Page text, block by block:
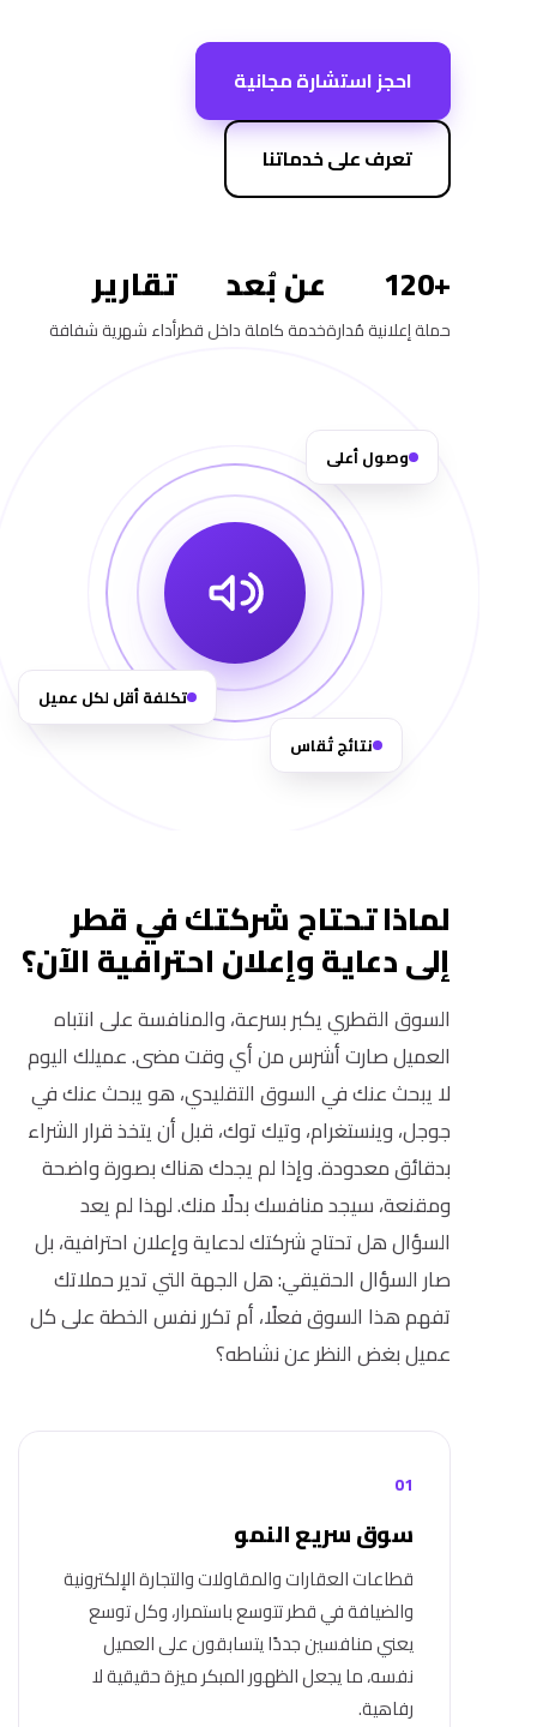
احجز استشارة مجانية
تعرف على خدماتنا
+120
حملة إعلانية مُدارة
عن بُعد
خدمة كاملة داخل قطر
تقارير
أداء شهرية شفافة
وصول أعلى
تكلفة أقل لكل عميل
نتائج تُقاس
لماذا تحتاج شركتك في قطر
إلى دعاية وإعلان احترافية الآن؟
السوق القطري يكبر بسرعة، والمنافسة على انتباه
العميل صارت أشرس من أي وقت مضى. عميلك اليوم
لا يبحث عنك في السوق التقليدي، هو يبحث عنك في
جوجل، وينستغرام، وتيك توك، قبل أن يتخذ قرار الشراء
بدقائق معدودة. وإذا لم يجدك هناك بصورة واضحة
ومقنعة، سيجد منافسك بدلًا منك. لهذا لم يعد
السؤال هل تحتاج شركتك لدعاية وإعلان احترافية، بل
صار السؤال الحقيقي: هل الجهة التي تدير حملاتك
تفهم هذا السوق فعلًا، أم تكرر نفس الخطة على كل
عميل بغض النظر عن نشاطه؟
01
سوق سريع النمو
قطاعات العقارات والمقاولات والتجارة الإلكترونية
والضيافة في قطر تتوسع باستمرار، وكل توسع
يعني منافسين جددًا يتسابقون على العميل
نفسه، ما يجعل الظهور المبكر ميزة حقيقية لا
رفاهية.